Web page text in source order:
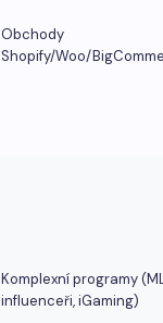
Obchody
Shopify/Woo/
Komplexní programy
influenceři, iGaming)